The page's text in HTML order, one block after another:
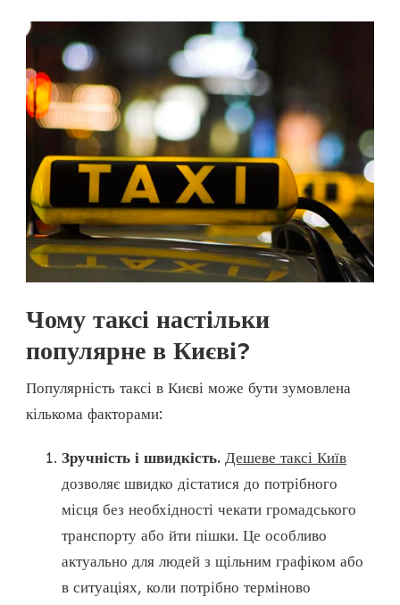
Чому таксі настільки
популярне в Києві?
Популярність таксі в Києві може бути зумовлена
кількома факторами:
Зручність і швидкість. Дешеве таксі Київ
дозволяє швидко дістатися до потрібного
місця без необхідності чекати громадського
транспорту або йти пішки. Це особливо
актуально для людей з щільним графіком або
в ситуаціях, коли потрібно терміново